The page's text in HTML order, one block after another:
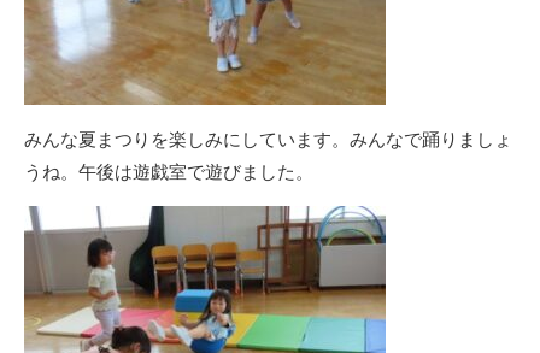
みんな夏まつりを楽しみにしています。みんなで踊りましょ
うね。午後は遊戯室で遊びました。